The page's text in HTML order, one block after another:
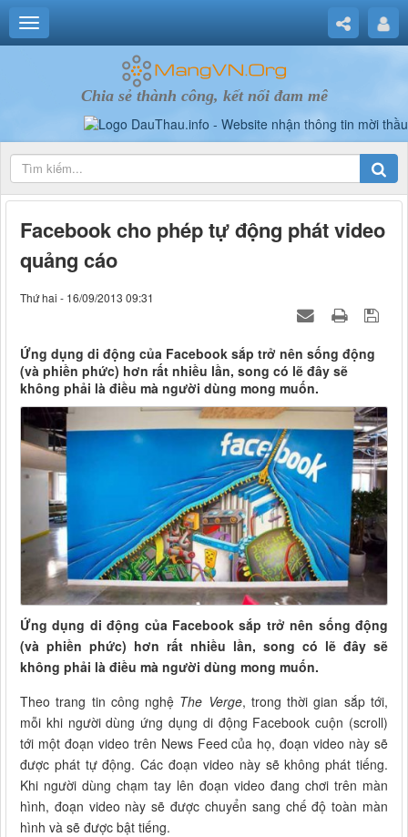
Chia sẻ thành công, kết nối đam mê
Facebook cho phép tự động phát video
quảng cáo
Thứ hai - 16/09/2013 09:31
Ứng dụng di động của Facebook sắp trở nên sống động
(và phiền phức) hơn rất nhiều lần, song có lẽ đây sẽ
không phải là điều mà người dùng mong muốn.
Ứng dụng di động của Facebook sắp trở nên sống động
(và phiền phức) hơn rất nhiều lần, song có lẽ đây sẽ
không phải là điều mà người dùng mong muốn.
Theo trang tin công nghệ The Verge, trong thời gian sắp tới,
mỗi khi người dùng ứng dụng di động Facebook cuộn (scroll)
tới một đoạn video trên News Feed của họ, đoạn video này sẽ
được phát tự động. Các đoạn video này sẽ không phát tiếng.
Khi người dùng chạm tay lên đoạn video đang chơi trên màn
hình, đoạn video này sẽ được chuyển sang chế độ toàn màn
hình và sẽ được bật tiếng.